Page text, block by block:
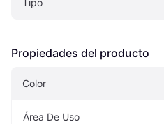
Propiedades del producto
Color
Área De Uso